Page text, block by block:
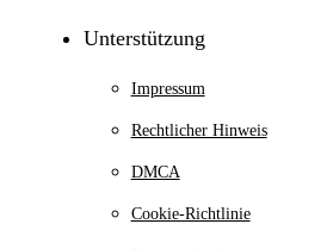
Unterstützung
Impressum
Rechtlicher Hinweis
DMCA
Cookie-Richtlinie